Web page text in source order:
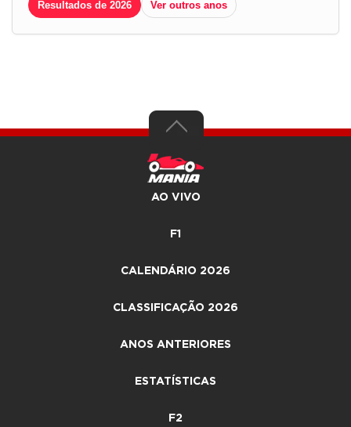
Resultados de 2026 Ver outros anos
AO VIVO
F1
CALENDÁRIO 2026
CLASSIFICAÇÃO 2026
ANOS ANTERIORES
ESTATÍSTICAS
F2